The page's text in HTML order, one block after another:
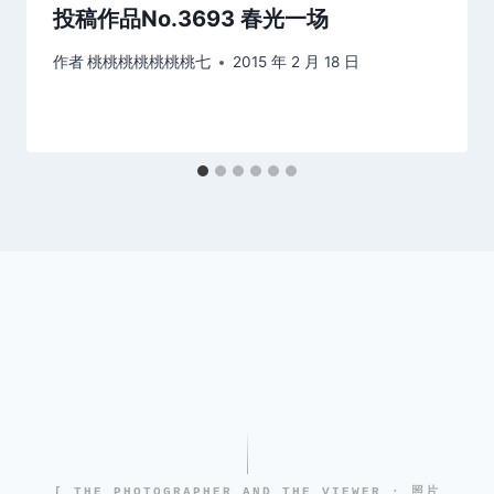
投稿作品No.3693 春光一场
作者桃桃桃桃桃桃桃七 2015 年 2 月 18 日